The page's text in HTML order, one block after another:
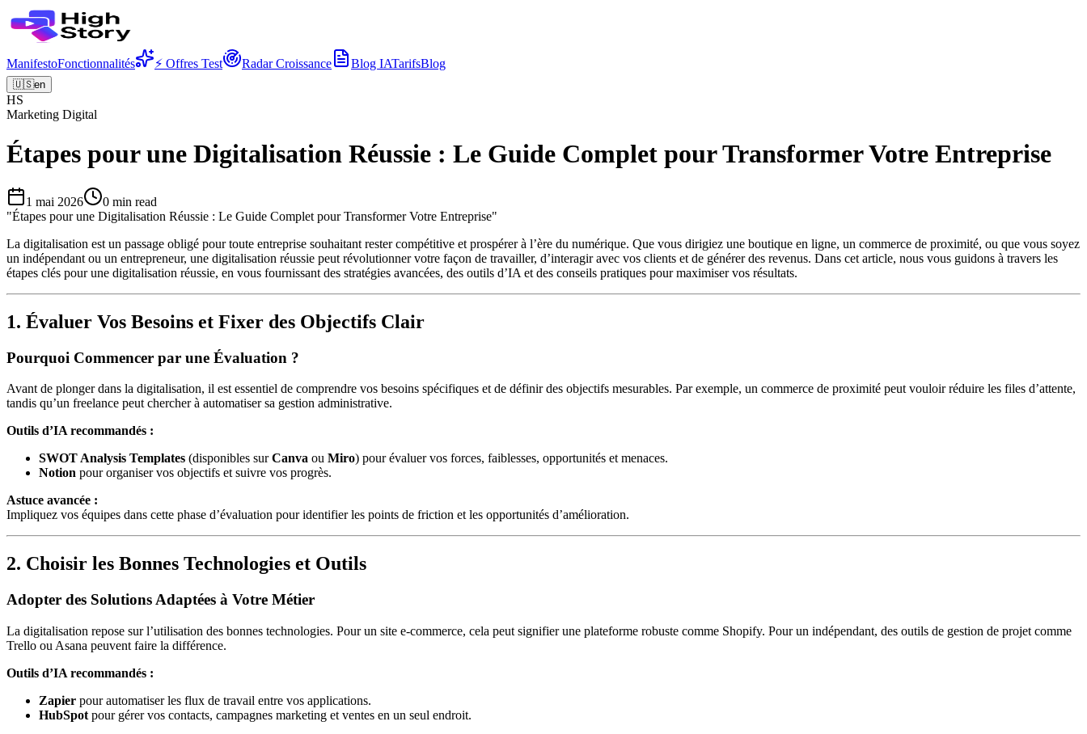
ManifestoFonctionnalités ⚡ Offres Test Radar Croissance Blog IATarifsBlog
🇺🇸en
HS
Marketing Digital
Étapes pour une Digitalisation Réussie : Le Guide Complet pour Transformer Votre Entreprise
1 mai 2026 0 min read
"Étapes pour une Digitalisation Réussie : Le Guide Complet pour Transformer Votre Entreprise"
La digitalisation est un passage obligé pour toute entreprise souhaitant rester compétitive et prospérer à l’ère du numérique. Que vous dirigiez une boutique en ligne, un commerce de proximité, ou que vous soyez
un indépendant ou un entrepreneur, une digitalisation réussie peut révolutionner votre façon de travailler, d’interagir avec vos clients et de générer des revenus. Dans cet article, nous vous guidons à travers les
étapes clés pour une digitalisation réussie, en vous fournissant des stratégies avancées, des outils d’IA et des conseils pratiques pour maximiser vos résultats.
1. Évaluer Vos Besoins et Fixer des Objectifs Clair
Pourquoi Commencer par une Évaluation ?
Avant de plonger dans la digitalisation, il est essentiel de comprendre vos besoins spécifiques et de définir des objectifs mesurables. Par exemple, un commerce de proximité peut vouloir réduire les files d’attente,
tandis qu’un freelance peut chercher à automatiser sa gestion administrative.
Outils d’IA recommandés :
SWOT Analysis Templates (disponibles surCanva ou Miro) pour évaluer vos forces, faiblesses, opportunités et menaces.
Notion pour organiser vos objectifs et suivre vos progrès.
Astuce avancée :
Impliquez vos équipes dans cette phase d’évaluation pour identifier les points de friction et les opportunités d’amélioration.
2. Choisir les Bonnes Technologies et Outils
Adopter des Solutions Adaptées à Votre Métier
La digitalisation repose sur l’utilisation des bonnes technologies. Pour un site e-commerce, cela peut signifier une plateforme robuste comme Shopify. Pour un indépendant, des outils de gestion de projet comme
Trello ou Asana peuvent faire la différence.
Outils d’IA recommandés :
Zapier pour automatiser les flux de travail entre vos applications.
HubSpot pour gérer vos contacts, campagnes marketing et ventes en un seul endroit.